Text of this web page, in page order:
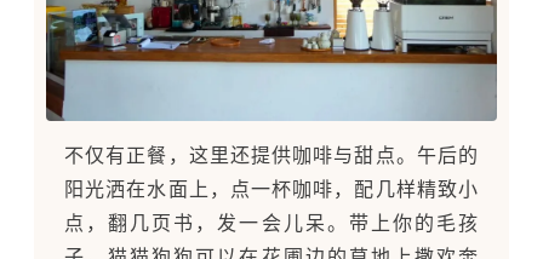
不仅有正餐，这里还提供咖啡与甜点。午后的
阳光洒在水面上，点一杯咖啡，配几样精致小
点，翻几页书，发一会儿呆。带上你的毛孩